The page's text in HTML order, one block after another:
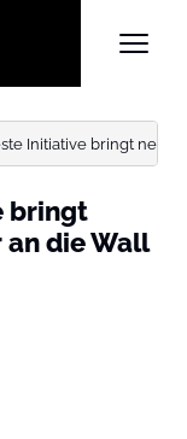
Initiative bringt
bringt
die Wall